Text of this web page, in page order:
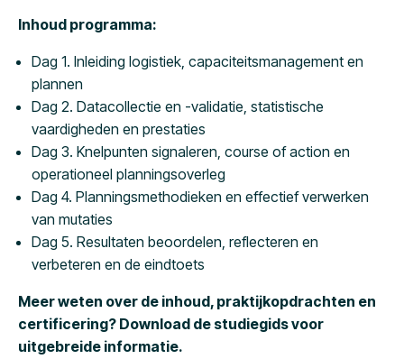
Inhoud programma:
Dag 1. Inleiding logistiek, capaciteitsmanagement en
plannen
Dag 2. Datacollectie en -validatie, statistische
vaardigheden en prestaties
Dag 3. Knelpunten signaleren, course of action en
operationeel planningsoverleg
Dag 4. Planningsmethodieken en effectief verwerken
van mutaties
Dag 5. Resultaten beoordelen, reflecteren en
verbeteren en de eindtoets
Meer weten over de inhoud, praktijkopdrachten en
certificering? Download de studiegids voor
uitgebreide informatie.